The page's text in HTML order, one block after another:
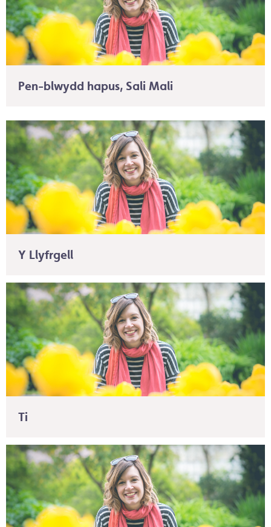
Pen-blwydd hapus, Sali Mali
Y Llyfrgell
Ti